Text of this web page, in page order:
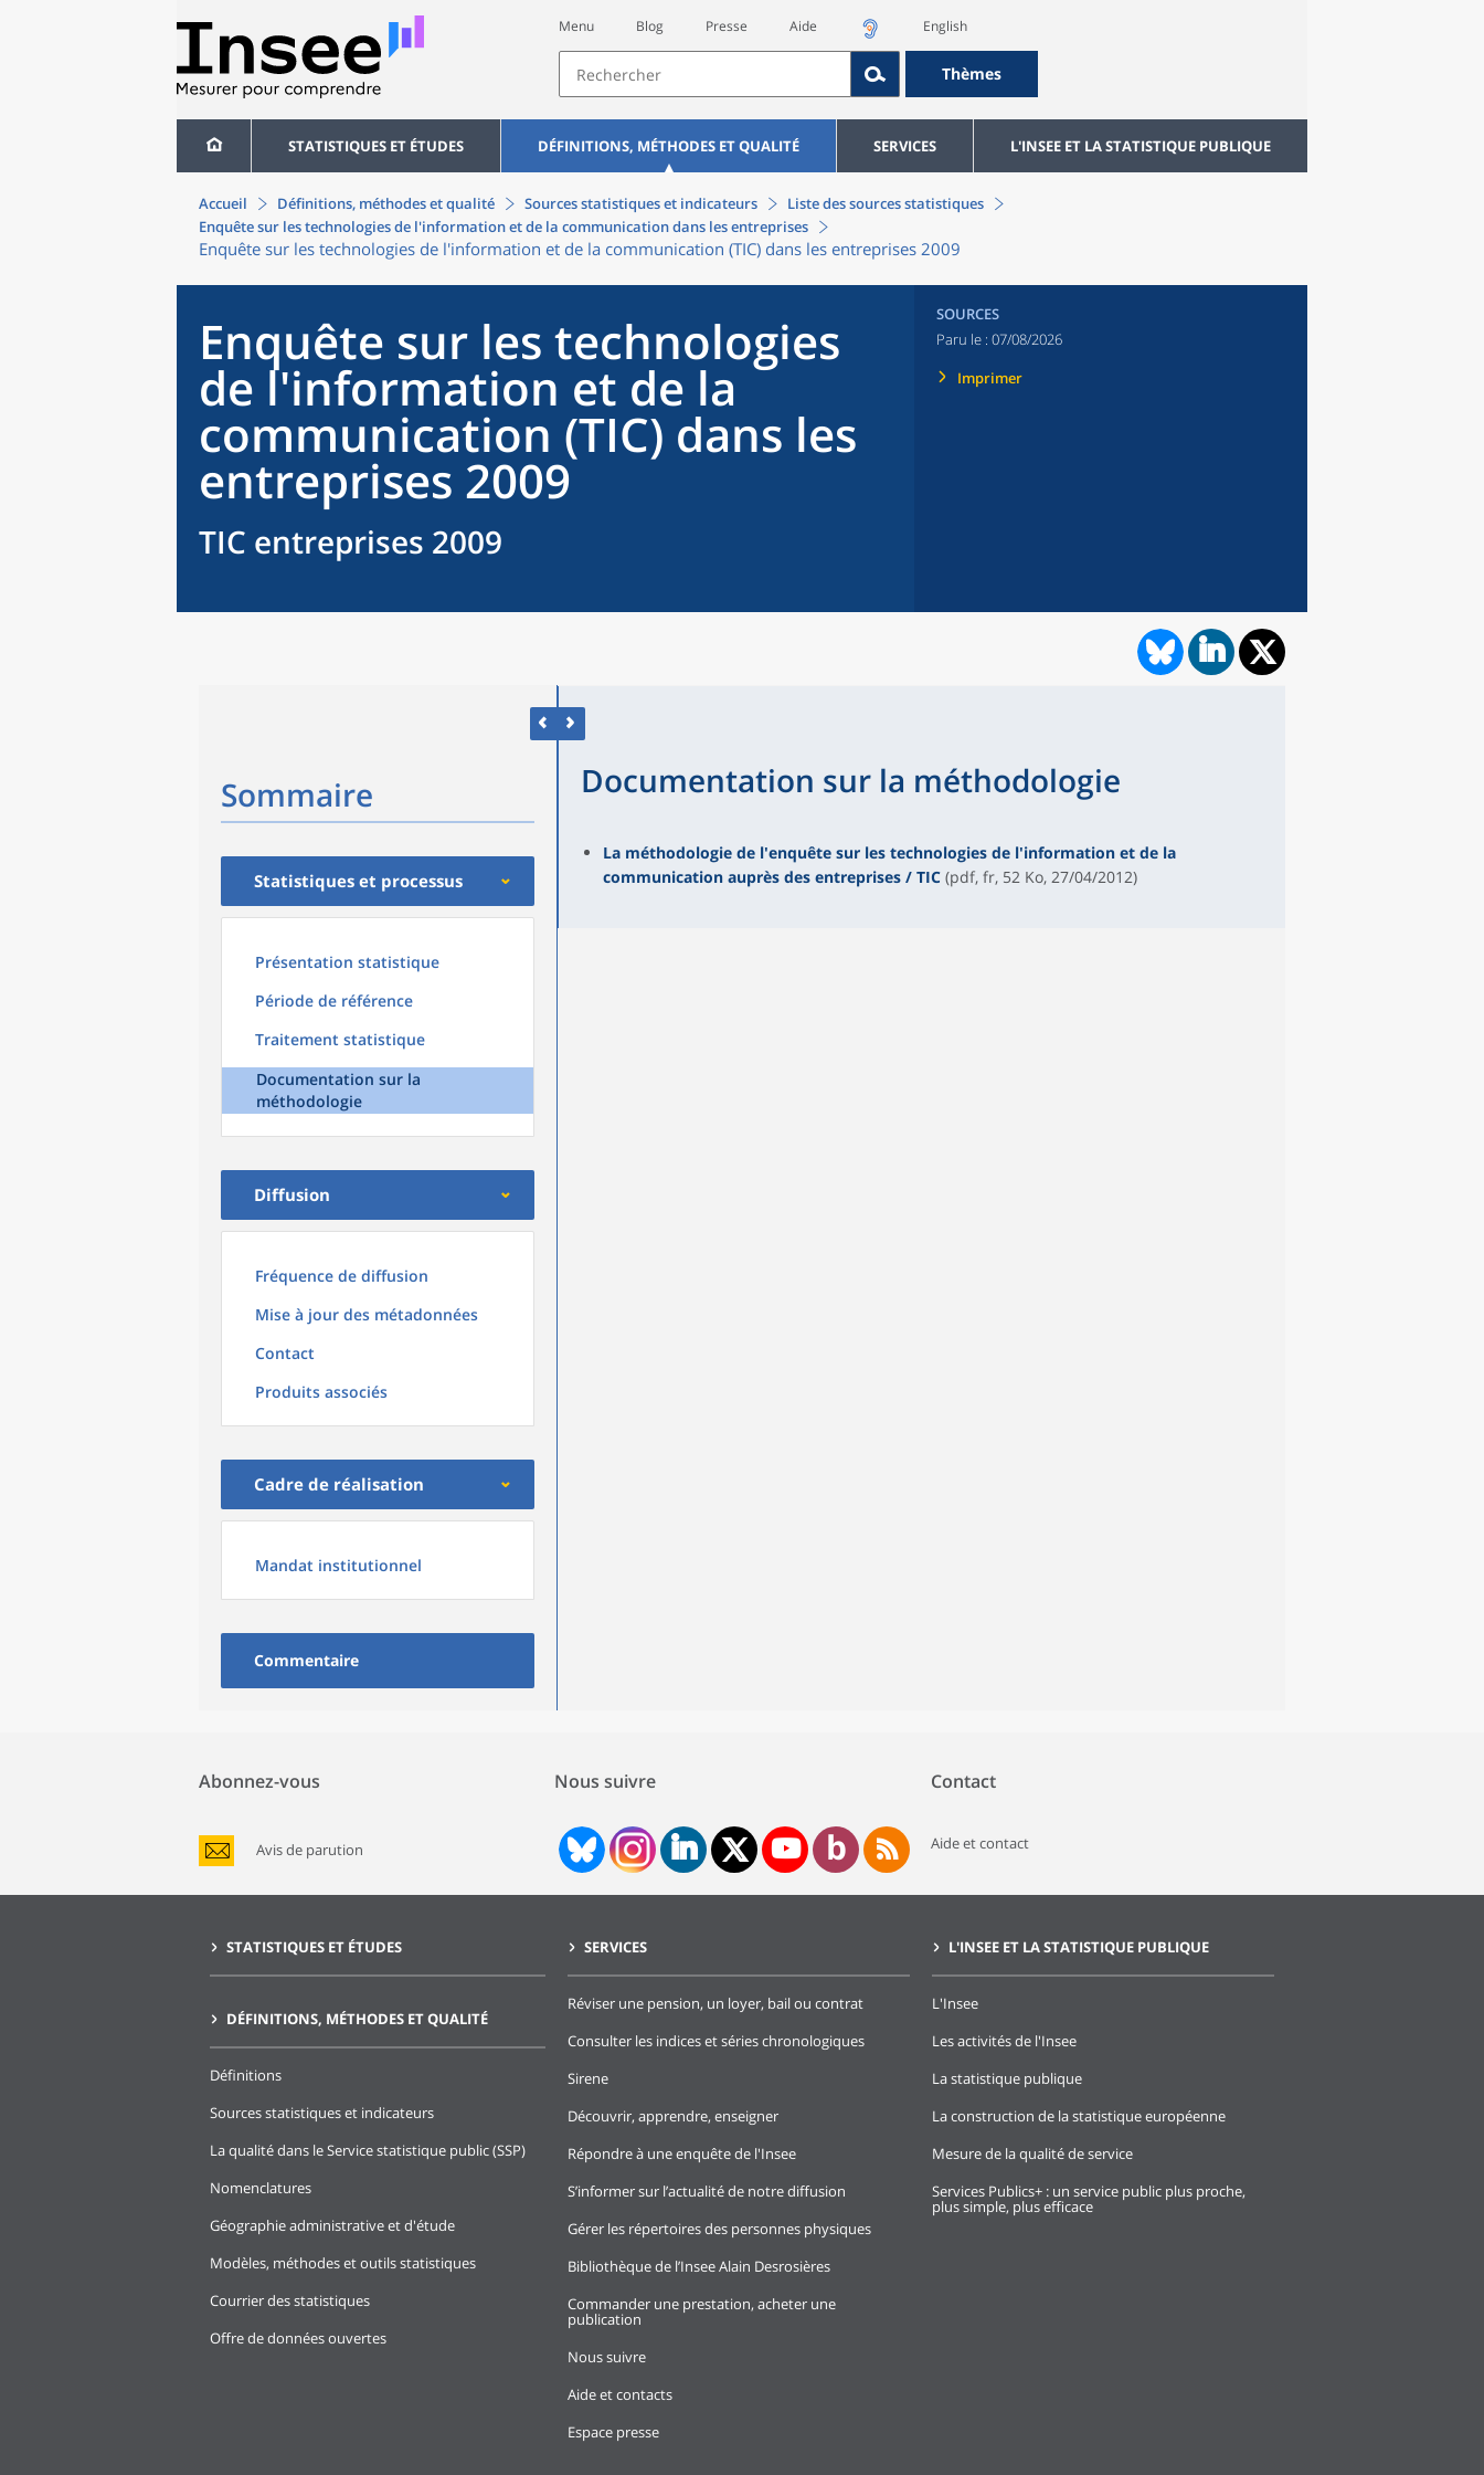
Menu Blog Presse Aide English
Thèmes
STATISTIQUES ET ÉTUDES DÉFINITIONS, MÉTHODES ET QUALITÉ SERVICES L'INSEE ET LA STATISTIQUE PUBLIQUE
Accueil Définitions, méthodes et qualité Sources statistiques et indicateurs
Liste des sources statistiques
Enquête sur les technologies de l'information et de la communication dans les entreprises
Enquête sur les technologies de l'information et de la communication (TIC) dans les entreprises 2009
Enquête sur les technologies
de l'information et de la
communication (TIC) dans les
entreprises 2009
TIC entreprises 2009
SOURCES
Paru le : 07/08/2026
Imprimer
Sommaire
Statistiques et processus
Présentation statistique
Période de référence
Traitement statistique
Documentation sur la
méthodologie
Diffusion
Fréquence de diffusion
Mise à jour des métadonnées
Contact
Produits associés
Cadre de réalisation
Mandat institutionnel
Commentaire
Documentation sur la méthodologie
La méthodologie de l'enquête sur les technologies de l'information et de la
communication auprès des entreprises / TIC(pdf, fr, 52 Ko, 27/04/2012)
Abonnez-vous
Avis de parution
Nous suivre Contact
Aide et contact
STATISTIQUES ET ÉTUDES
DÉFINITIONS, MÉTHODES ET QUALITÉ
Définitions
Sources statistiques et indicateurs
La qualité dans le Service statistique public (SSP)
Nomenclatures
Géographie administrative et d'étude
Modèles, méthodes et outils statistiques
Courrier des statistiques
Offre de données ouvertes
SERVICES
Réviser une pension, un loyer, bail ou contrat
Consulter les indices et séries chronologiques
Sirene
Découvrir, apprendre, enseigner
Répondre à une enquête de l'Insee
S’informer sur l’actualité de notre diffusion
Gérer les répertoires des personnes physiques
Bibliothèque de l’Insee Alain Desrosières
Commander une prestation, acheter une
publication
Nous suivre
Aide et contacts
Espace presse
L'INSEE ET LA STATISTIQUE PUBLIQUE
L'Insee
Les activités de l'Insee
La statistique publique
La construction de la statistique européenne
Mesure de la qualité de service
Services Publics+ : un service public plus proche,
plus simple, plus efficace